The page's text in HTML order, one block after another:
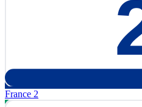
France 2